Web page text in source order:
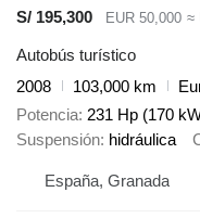
S/ 195,300
EUR 50,000 ≈
Autobús turístico
2008
103,000 km
Potencia 231 Hp (170
Suspensión hidráulica
España, Granada